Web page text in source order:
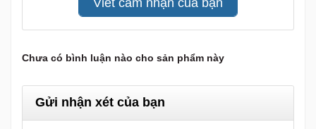
Viết cảm nhận của bạn
Chưa có bình luận nào cho sản phẩm này
Gửi nhận xét của bạn